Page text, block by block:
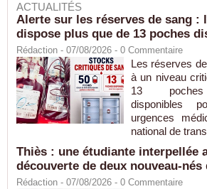
ACTUALITÉS
Alerte sur les réserves de sang :
dispose plus que de 13 poches
Rédaction - 07/08/2026 - 0 Commentaire
Les réserves
à un niveau
13 poches
disponibles
urgences
national de
Thiès : une étudiante interpellée
découverte de deux nouveau-nés
Rédaction - 07/08/2026 - 0 Commentaire